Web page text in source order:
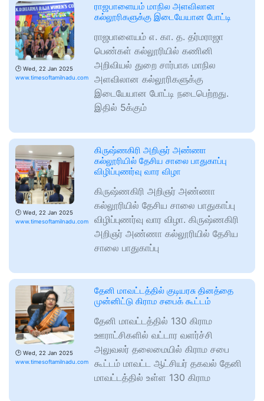
🕑 Wed, 22 Jan 2025
www.timesoftamilnadu.com
ராஜபாளையம் மாநில அளவிலான
கல்லூரிகளுக்கு இடையேயான போட்டி
ராஜபாளையம் எ. கா. த. தர்மராஜா
பெண்கள் கல்லூரியில் கணினி
அறிவியல் துறை சார்பாக மாநில
அளவிலான கல்லூரிகளுக்கு
இடையேயான போட்டி நடைபெற்றது.
இதில் 5க்கும்
🕑 Wed, 22 Jan 2025
www.timesoftamilnadu.com
கிருஷ்ணகிரி அறிஞர் அண்ணா
கல்லூரியில் தேசிய சாலை பாதுகாப்பு
விழிப்புணர்வு வார விழா
கிருஷ்ணகிரி அறிஞர் அண்ணா
கல்லூரியில் தேசிய சாலை பாதுகாப்பு
விழிப்புணர்வு வார விழா. கிருஷ்ணகிரி
அறிஞர் அண்ணா கல்லூரியில் தேசிய
சாலை பாதுகாப்பு
🕑 Wed, 22 Jan 2025
www.timesoftamilnadu.com
தேனி மாவட்டத்தில் குடியரசு தினத்தை
முன்னிட்டு கிராம சபைக் கூட்டம்
தேனி மாவட்டத்தில் 130 கிராம
ஊராட்சிகளில் வட்டார வளர்ச்சி
அலுவலர் தலைமையில் கிராம சபை
கூட்டம் மாவட்ட ஆட்சியர் தகவல் தேனி
மாவட்டத்தில் உள்ள 130 கிராம